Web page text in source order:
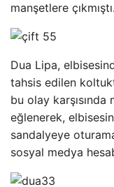
manşetlere çıkmıştı.
Dua Lipa,
tahsis edilen
bu olay
eğlenerek,
sandalyeye
sosyal medya